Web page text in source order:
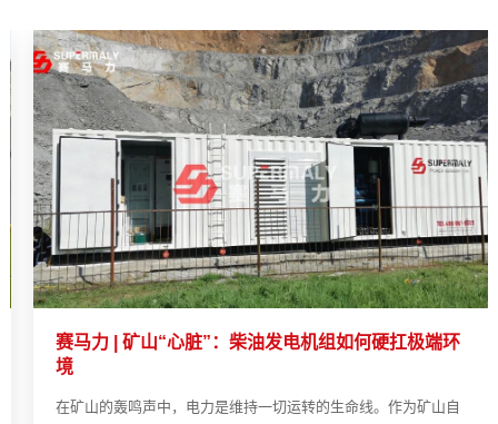
赛马力 | 矿山“心脏”：柴油发电机组如何硬扛极端环
境
在矿山的轰鸣声中，电力是维持一切运转的生命线。作为矿山自